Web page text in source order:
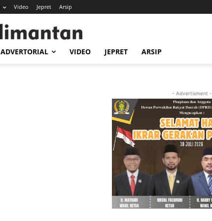
Video Jepret Arsip
ADVERTORIAL VIDEO JEPRET ARSIP
- Advertisment -